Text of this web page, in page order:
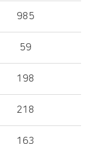
985
59
198
218
163